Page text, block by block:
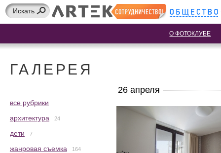
О ФОТОКЛУБЕ
ГАЛЕРЕЯ
все рубрики
архитектура
24
дети 7
жанровая съемка 164
26 апреля